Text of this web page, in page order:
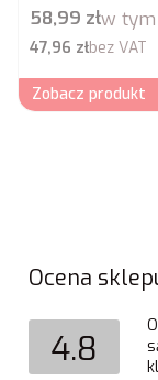
Cena brutto
58,99 złw tym
Cena netto
47,96 złbez VAT
Zobacz produkt
Ocena
4.8